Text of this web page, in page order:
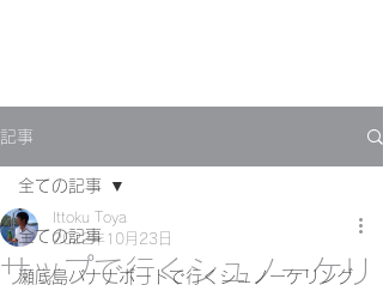
記事
全ての記事
瀬底島バナナボートで行くシュノーケリング
全ての記事
サップで行くシュノーケリ
Ittoku Toya
2022年10月23日